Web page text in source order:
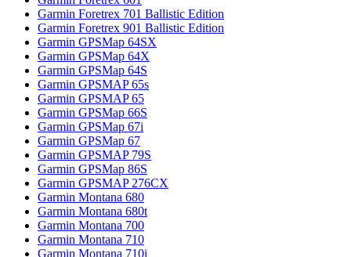
Garmin Foretrex 701 Ballistic Edition
Garmin Foretrex 901 Ballistic Edition
Garmin GPSMap 64SX
Garmin GPSMap 64X
Garmin GPSMap 64S
Garmin GPSMAP 65s
Garmin GPSMAP 65
Garmin GPSMap 66S
Garmin GPSMap 67i
Garmin GPSMap 67
Garmin GPSMAP 79S
Garmin GPSMap 86S
Garmin GPSMAP 276CX
Garmin Montana 680
Garmin Montana 680t
Garmin Montana 700
Garmin Montana 710
Garmin Montana 710i